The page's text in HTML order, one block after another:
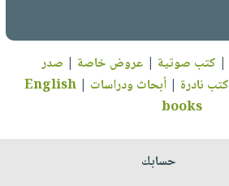
| كتب صوتية | عروض خاصة | صدر
كتب نادرة |أبحاث ودراسات |
English
books
حسابك